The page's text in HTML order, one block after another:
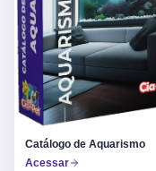
Catálogo de Aquarismo
Acessar